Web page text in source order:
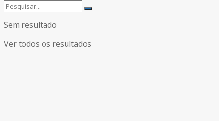
Sem resultado
Ver todos os resultados